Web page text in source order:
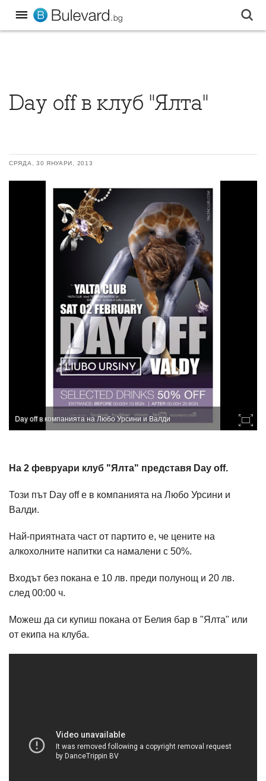
Day off в клуб "Ялта"
СРЯДА, 30 ЯНУАРИ, 2013
Day off в компанията на Любо Урсини и Валди
На 2 февруари клуб "Ялта" представя Day off.
Този път Day off e в компанията на Любо Урсини и
Валди.
Най-приятната част от партито е, че цените на
алкохолните напитки са намалени с 50%.
Входът без покана е 10 лв. преди полунощ и 20 лв.
след 00:00 ч.
Можеш да си купиш покана от Белия бар в "Ялта" или
от екипа на клуба.